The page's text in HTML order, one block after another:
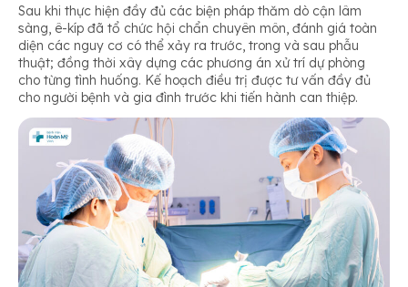
Sau khi thực hiện đầy đủ các biện pháp thăm dò cận lâm
sàng, ê-kíp đã tổ chức hội chẩn chuyên môn, đánh giá toàn
diện các nguy cơ có thể xảy ra trước, trong và sau phẫu
thuật; đồng thời xây dựng các phương án xử trí dự phòng
cho từng tình huống. Kế hoạch điều trị được tư vấn đầy đủ
cho người bệnh và gia đình trước khi tiến hành can thiệp.